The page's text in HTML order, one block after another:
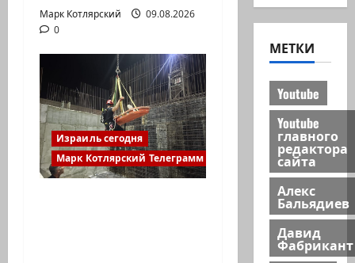
Марк Котлярский
09.08.2026
0
Израиль сегодня
Марк Котлярский Телеграмм Канал
МЕТКИ
Youtube
Youtube
главного
редактора
сайта
Алекс
Бальядиев
Давид
Фабрикант